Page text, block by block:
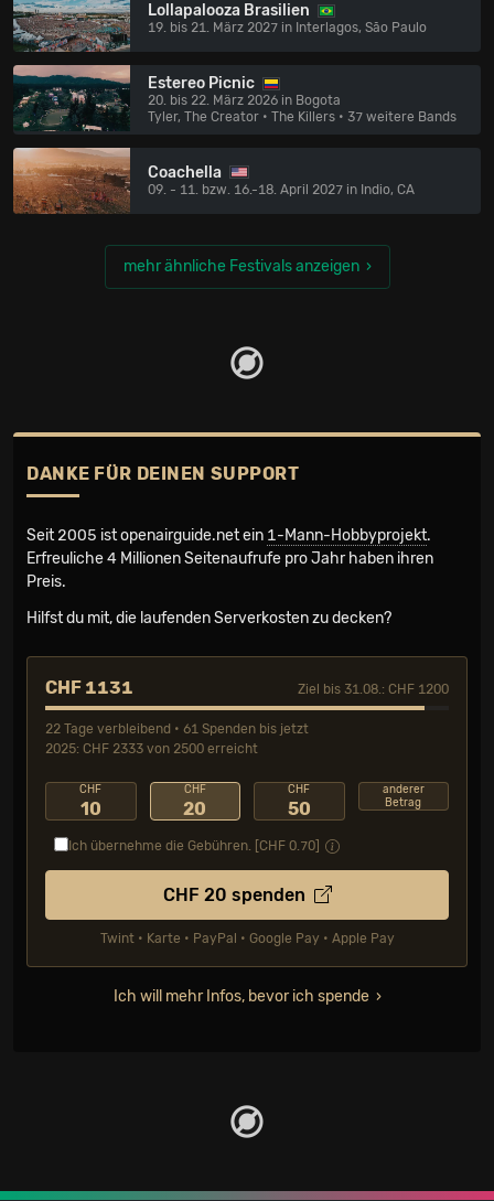
Lollapalooza Brasilien
19. bis 21. März 2027 in Interlagos, São Paulo
Estereo Picnic
20. bis 22. März 2026 in Bogota
Tyler, The Creator • The Killers • 37 weitere Bands
Coachella
09. - 11. bzw. 16.-18. April 2027 in Indio, CA
mehr ähnliche Festivals anzeigen
DANKE FÜR DEINEN SUPPORT
Seit 2005 ist openairguide.net ein 1-Mann-Hobbyprojekt.
Erfreuliche 4 Millionen Seiten­aufrufe pro Jahr haben ihren
Preis.
Hilfst du mit, die laufenden Serverkosten zu decken?
CHF 1131 Ziel bis 31.08.: CHF 1200
22 Tage verbleibend • 61 Spenden bis jetzt
2025: CHF 2333 von 2500 erreicht
CHF
10
CHF
20
CHF
50
anderer
Betrag
Ich übernehme die Gebühren. [CHF 0.70]
CHF 20 spenden
Twint • Karte • PayPal • Google Pay • Apple Pay
Ich will mehr Infos, bevor ich spende